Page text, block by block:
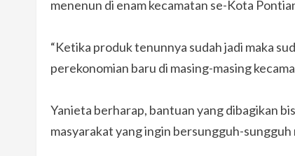
menenun di enam kecamatan se-Kota
“Ketika produk tenunnya sudah jadi maka
perekonomian baru di masing-masing
Yanieta berharap, bantuan yang dibagikan
masyarakat yang ingin bersungguh-